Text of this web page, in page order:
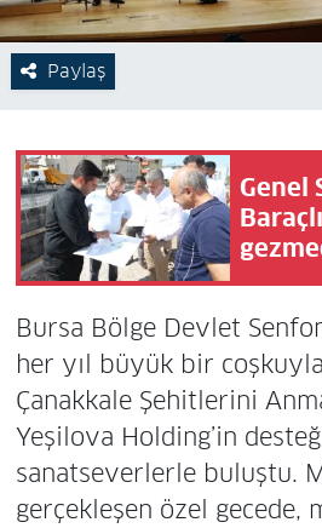
Paylaş
Genel
Bursa Bölge Devlet
her yıl büyük bir
Çanakkale Şehitlerini
Yeşilova Holding’in
sanatseverlerle buluştu.
gerçekleşen özel gecede,